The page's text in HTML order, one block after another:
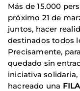
Más de 15.000
próximo 21 de
juntos, hacer
destinados todos
Precisamente,
quedado sin
iniciativa solidaria,
hacreado una